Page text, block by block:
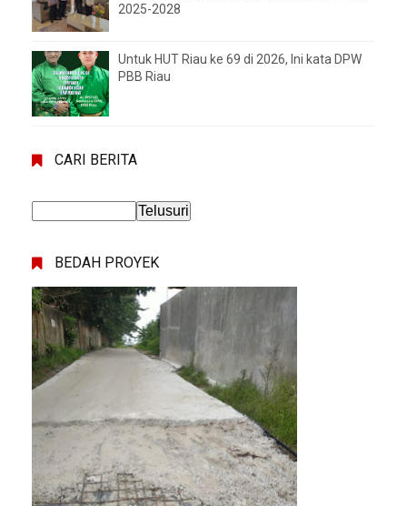
2025-2028
Untuk HUT Riau ke 69 di 2026, Ini kata DPW
PBB Riau
CARI BERITA
BEDAH PROYEK